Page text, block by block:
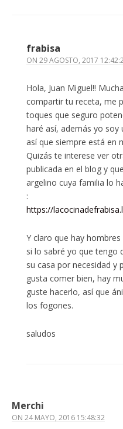
frabisa
ON 29 AGOSTO, 2017
Hola, Juan Miguel!!
compartir tu receta, me
toques que seguro
haré así, además yo soy
así que siempre está en
Quizás te interese ver
publicada en el blog y
argelino cuya familia lo
:
https://
Y claro que hay
si lo sabré yo que tengo
su casa por necesidad y
gusta comer bien, hay
guste hacerlo, así que
los fogones.
saludos
Merchi
ON 24 MAYO, 2016 15:48:32